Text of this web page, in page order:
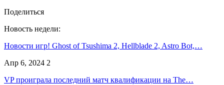
Поделиться
Новость недели:
Новости игр! Ghost of Tsushima 2, Hellblade 2, Astro Bot,…
Апр 6, 2024 2
VP проиграла последний матч квалификации на The…